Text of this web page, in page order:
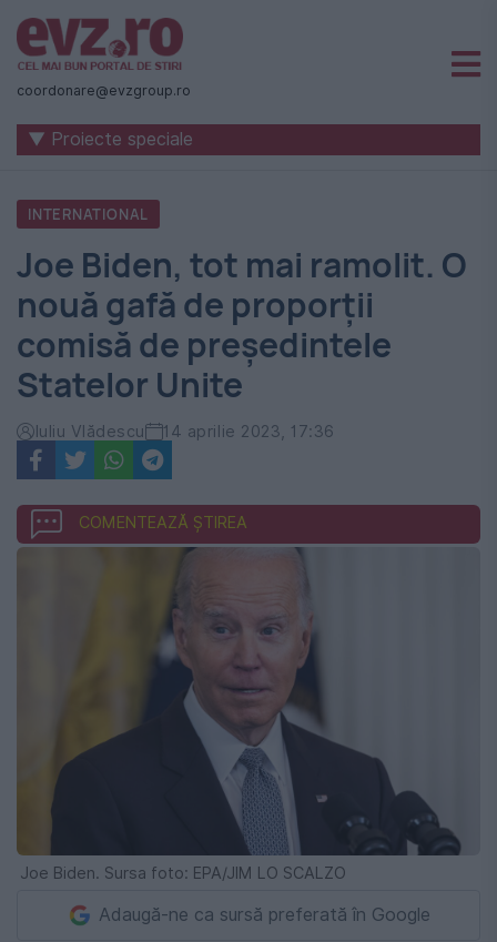
Știri
naționale
internaționale
România
-
Evenimentul
Zilei
coordonare@evzgroup.ro
▼ Proiecte speciale
INTERNATIONAL
Joe Biden, tot mai ramolit. O
nouă gafă de proporții
comisă de președintele
Statelor Unite
Iuliu Vlădescu 14 aprilie 2023, 17:36
COMENTEAZĂ ȘTIREA
Joe Biden. Sursa foto: EPA/JIM LO SCALZO
Adaugă-ne ca sursă preferată în Google